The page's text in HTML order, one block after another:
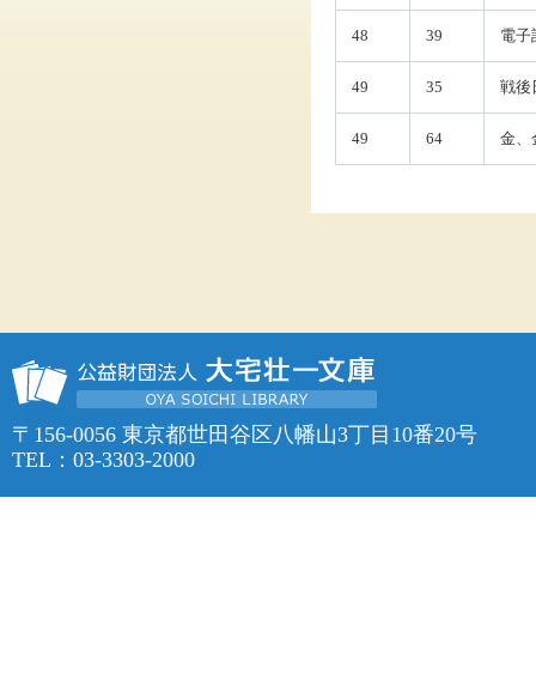
48 39 電子
49 35 戦後
49 64 金、
〒156-0056 東京都世田谷区八幡山3丁目10番20号
TEL：03-3303-2000